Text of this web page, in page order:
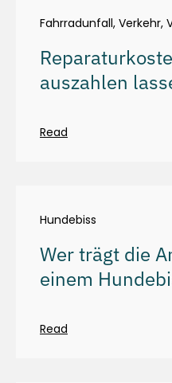
Fahrradunfall, Verkehr,
auszahlen
Read
Hundebiss
Wer trägt die
einem
Read